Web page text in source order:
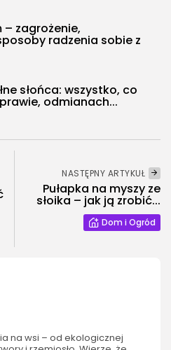
– zagrożenie,
radzenia sobie z
słońca: wszystko, co
odmianach...
NASTĘPNY ARTYKUŁ
Pułapka na myszy ze
słoika – jak ją zrobić...
Dom i Ogród
na wsi – od ekologicznej